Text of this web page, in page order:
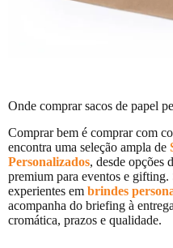
Onde comprar sacos de papel
Comprar bem é comprar com
encontra uma seleção ampla de
Personalizados, desde opções
premium para eventos e gifting.
experientes em brindes
acompanha do briefing à
cromática, prazos e qualidade.